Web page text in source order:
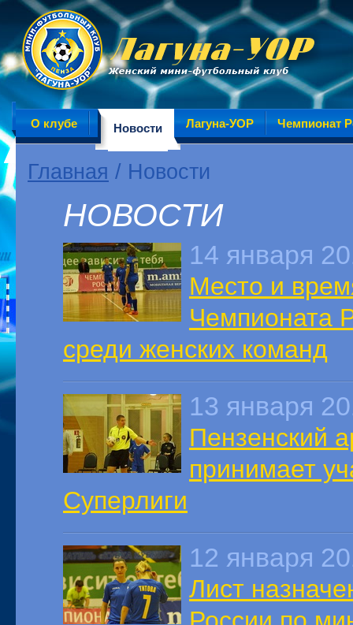
О клубе Новости Лагуна-УОР Чемпионат
Главная / Новости
НОВОСТИ
14 января
Место и
Чемпионата
среди женских команд
13 января
Пензенский
принимает
Суперлиги
12 января
Лист